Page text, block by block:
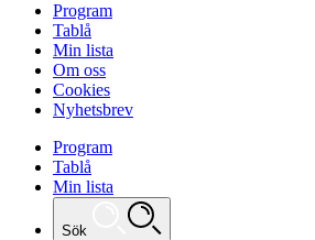
Program
Tablå
Min lista
Om oss
Cookies
Nyhetsbrev
Program
Tablå
Min lista
Sök